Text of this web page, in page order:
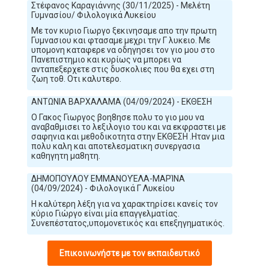
Στέφανος Καραγιάννης (30/11/2025) - Μελέτη
Γυμνασίου/ Φιλολογικά Λυκείου
Με τον κυριο Γιωργο ξεκινησαμε απο την πρωτη
Γυμνασιου και φτασαμε μεχρι την Γ λυκειο. Με
υπομονη καταφερε να οδηγησει τον γιο μου στο
Πανεπιστημιο και κυρίως να μπορει να
ανταπεξερχετε στις δυσκολιες που θα εχει στη
ζωη τοθ. Οτι καλυτερο.
ΑΝΤΩΝΙΑ ΒΑΡΧΑΛΑΜΑ (04/09/2024) - ΕΚΘΕΣΗ
Ο Γακος Γιωργος βοη8ησε πολυ το γιο μου να
αναβαθμισει το λεξιλογιο του και να εκφραστει με
σαφηνια και μεθοδικοτητα στην ΕΚΘΕΣΗ .Ηταν μια
πολυ καλη και αποτελεσματικη συνεργασια
καθηγητη μα8ητη.
ΔΗΜΟΠΟΎΛΟΥ ΕΜΜΑΝΟΥΈΛΑ-ΜΑΡΊΝΑ
(04/09/2024) - Φιλολογικά Γ Λυκείου
Η καλύτερη λέξη για να χαρακτηρίσει κανείς τον
κύριο Γιώργο είναι μία επαγγελματίας.
Συνεπέστατος,υπομονετικός και επεξηγηματικός.
Επικοινωνήστε με τον εκπαιδευτικό